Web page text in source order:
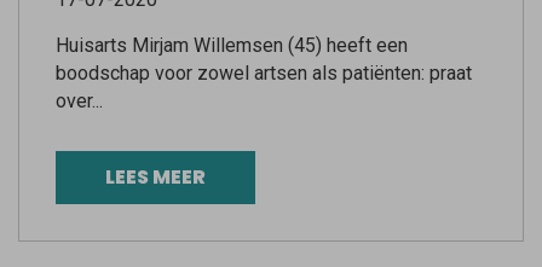
Huisarts Mirjam Willemsen (45) heeft een
boodschap voor zowel artsen als patiënten: praat
over...
LEES MEER